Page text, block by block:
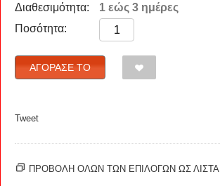
Διαθεσιμότητα:
1 εώς 3 ημέρες
Ποσότητα:
ΑΓΌΡΑΣΈ ΤΟ
Tweet
ΠΡΟΒΟΛΗ ΟΛΩΝ ΤΩΝ ΕΠΙΛΟΓΩΝ ΩΣ ΛΊΣΤΑ